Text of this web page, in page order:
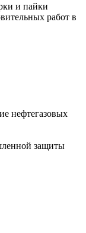
и пайки
работ в
нефтегазовых
защиты